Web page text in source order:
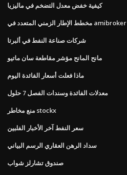
كيفية خفض معدل التضخم في ماليزيا
مخطط الإطار الزمني المتعدد في amibroker
شركات صناعة النفط في ألبرتا
مانح المانح مؤشر مقاطعة سان ماتيو
ماذا فعلت أسعار الفائدة اليوم
معدلات الفائدة وسندات الفصل 7 حلول
منع مخاطر stockx
سعر النفط آخر الأخبار الفلبين
سداد الرهن العقاري الرسم البياني
صندوق تشارلز شواب